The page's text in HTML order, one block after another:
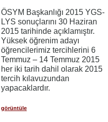
ÖSYM Başkanlığı 2015 YGS-
LYS sonuçlarını 30 Haziran
2015 tarihinde açıklamıştır.
Yüksek öğrenim adayı
öğrencilerimiz tercihlerini 6
Temmuz – 14 Temmuz 2015
her iki tarih dahil olarak 2015
tercih kılavuzundan
yapacaklardır.
görüntüle